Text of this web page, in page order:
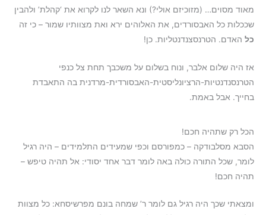
מאוד מסוים… (מזוכיזם אולי?) ונא השאר לנו לקרוא את ‘קהלת’ ולהבין
שככלות כל האבסורדים, את האלוהים ירא ואת מצוותיו שמור – כי זה
כל האדם. הטרנסצנדנטליות. כן!
אז היה שלום אלבר, ונוח בשלום על משכבך תחת צל כנפי
הטרנסנדנטיות-הרציונליסטית-האבסורדית-מרדנית בה התאבדת
בחייך. אבל באמת.
הכל רק שתהיה חכם!
הסבא מסלבודקה – כמפורסם וכפי שמעידים התלמידים – היה רגיל
לומר, שכל התורה כולה באה לומר דבר אחד יסודי: אל תהיה טיפש –
תהיה חכם!
ומצאתי שכך היה רגיל גם לומר ר’ שמחה בונם מפרשיסחא: כל מצוות